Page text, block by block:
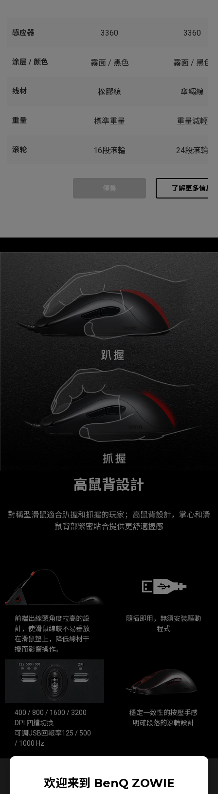
欢迎来到 BenQ ZOWIE
感应器
涂层 / 颜色
线材
重量
滚轮
3360
霧面 / 黑色
橡膠線
標準重量
16段滾輪
停售
3360
霧面 / 黑色
傘繩線
重量減輕
24段滾輪
了解更多信息
高鼠背設計
對稱型滑鼠適合趴握和抓握的玩家；高鼠背設計，掌心和滑
鼠背部緊密貼合提供更舒適握感
前端出線頭角度拉高的設
計，使滑鼠線較不易垂放
在滑鼠墊上，降低線材干
擾而影響操作。
隨插即用，無須安裝驅動
程式
400 / 800 / 1600 / 3200
DPI 四擋切換
可調USB回報率125 / 500
/ 1000 Hz
穩定一致性的按壓手感
明確段落的滾輪設計
握法說明